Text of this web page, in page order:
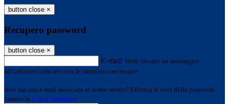
button close ×
Recupero password
button close ×
E-mail Verrà inviato un messaggio
all'indirizzo indicato con le istruzioni necessarie.
Non hai una e-mail associata al nome utente? Effettua il reset della password
tramite la Login Spaggiari